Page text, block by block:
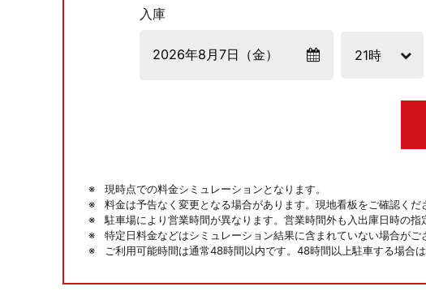
入庫
現時点での料金シミュレーションとなります。
料金は予告なく変更となる場合があります。現地看板をご確認くだ
駐車場により営業時間が異なります。営業時間外も入出庫日時の
特定日料金などはシミュレーション結果に含まれていない場合がご
ご利用可能時間は通常48時間以内です。48時間以上駐車する場合は